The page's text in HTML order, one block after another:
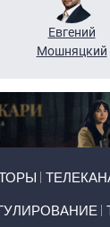
Евгений
Мошняцкий